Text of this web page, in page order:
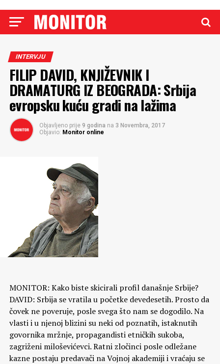
INTERVJU
FILIP DAVID, KNJIŽEVNIK I
DRAMATURG IZ BEOGRADA: Srbija
evropsku kuću gradi na lažima
Objavljeno prije 9 godina na 3 Novembra, 2017
Objavio: Monitor online
MONITOR: Kako biste skicirali profil današnje Srbije?
DAVID: Srbija se vratila u početke devedesetih. Prosto da
čovek ne poveruje, posle svega što nam se dogodilo. Na
vlasti i u njenoj blizini su neki od poznatih, istaknutih
govornika mržnje, propagandisti etničkih sukoba,
zagriženi miloševićevci. Ratni zločinci posle odležane
kazne postaju predavači na Vojnoj akademiji i vraćaju se